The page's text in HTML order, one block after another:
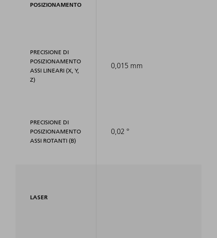
POSIZIONAMENTO
PRECISIONE DI
POSIZIONAMENTO
ASSI LINEARI (X, Y,
Z)
PRECISIONE DI
POSIZIONAMENTO
ASSI ROTANTI (B)
LASER
0,015 mm
0,02 °